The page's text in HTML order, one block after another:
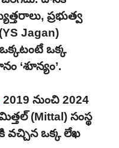
ప్రభుత్వ
Jagan)
ఒక్క
‘శూన్యం’.
2019 నుంచి 2024
(Mittal) సంస్థ
వచ్చిన ఒక్క లేఖ